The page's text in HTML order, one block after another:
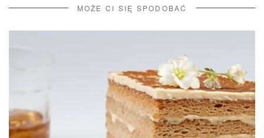
MOŻE CI SIĘ SPODOBAĆ